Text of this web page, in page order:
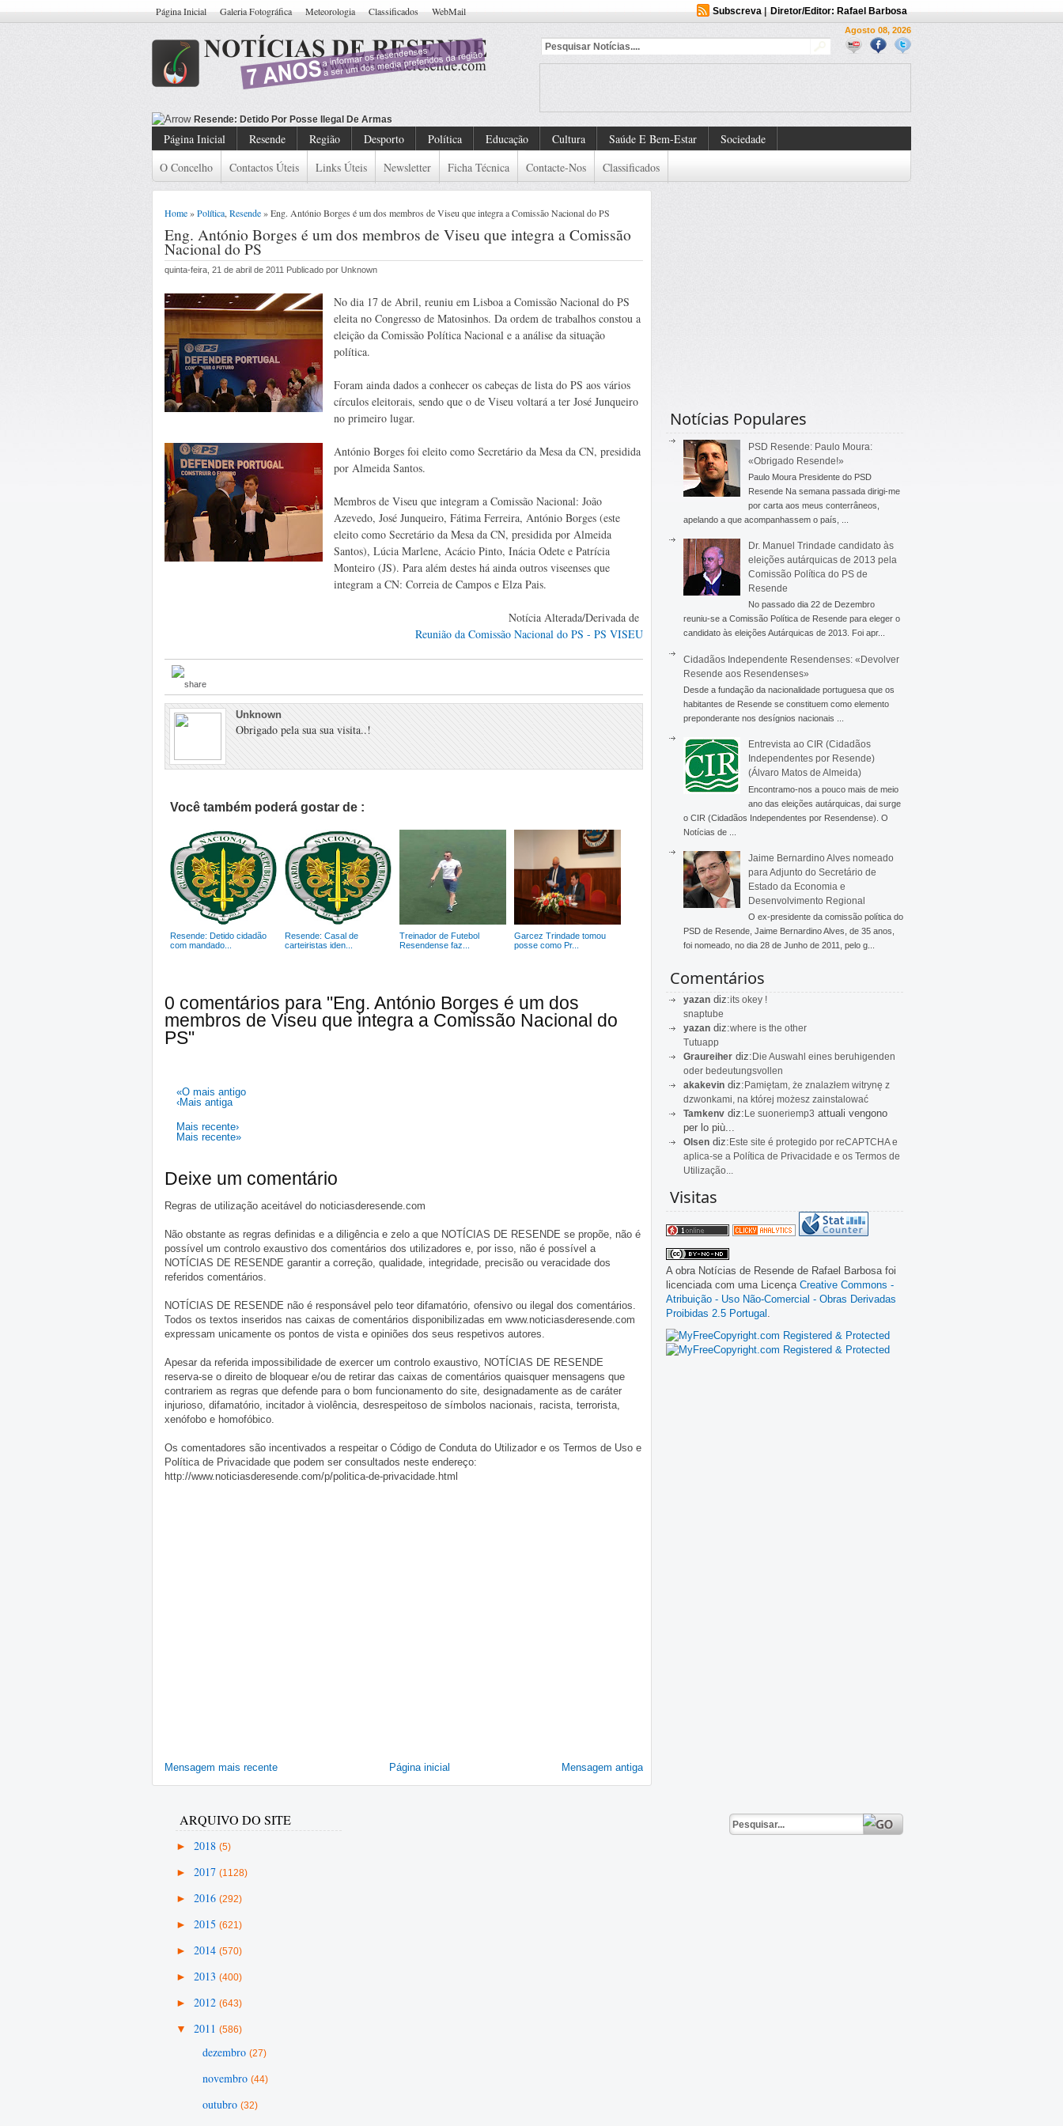
Página Inicial Galeria Fotográfica Meteorologia Classificados WebMail Subscreva| Diretor/Editor: Rafael Barbosa
Agosto 08, 2026
Resende: Detido Cida
Página Inicial Resende Região Desporto Política Educação Cultura Saúde E Bem-Estar
Sociedade
O Concelho
Contactos Úteis Links Úteis Newsletter Ficha Técnica Contacte-Nos Classificados
Home»Política Resende» Eng. António Borges é um dos membros de Viseu que integra a Comissão Nacional do PS
Eng. António Borges é um dos membros de Viseu que integra a Comissão
Nacional do PS
quinta-feira, 21 de abril de 2011 Publicado por Unknown
No dia 17 de Abril, reuniu em Lisboa a Comissão Nacional do PS
eleita no Congresso de Matosinhos. Da ordem de trabalhos constou a
eleição da Comissão Política Nacional e a análise da situação
política.
Foram ainda dados a conhecer os cabeças de lista do PS aos vários
círculos eleitorais, sendo que o de Viseu voltará a ter José Junqueiro
no primeiro lugar.
António Borges foi eleito como Secretário da Mesa da CN, presidida
por Almeida Santos.
Membros de Viseu que integram a Comissão Nacional: João
Azevedo, José Junqueiro, Fátima Ferreira, António Borges (este
eleito como Secretário da Mesa da CN, presidida por Almeida
Santos), Lúcia Marlene, Acácio Pinto, Inácia Odete e Patrícia
Monteiro (JS). Para além destes há ainda outros viseenses que
integram a CN: Correia de Campos e Elza Pais.
Notícia Alterada/Derivada de
Reunião da Comissão Nacional do PS - PS VISEU
Unknown
Obrigado pela sua sua visita..!
Você também poderá gostar de :
Resende: Detido cidadão
com mandado...
Resende: Casal de
carteiristas iden...
Treinador de Futebol
Resendense faz...
Garcez Trindade tomou
posse como Pr...
0 comentários para "Eng. António Borges é um dos
membros de Viseu que integra a Comissão Nacional do
PS"
«O mais antigo
‹Mais antiga
Mais recente›
Mais recente»
Deixe um comentário
Regras de utilização aceitável do noticiasderesende.com
Não obstante as regras definidas e a diligência e zelo a que NOTÍCIAS DE RESENDE se propõe, não é
possível um controlo exaustivo dos comentários dos utilizadores e, por isso, não é possível a
NOTÍCIAS DE RESENDE garantir a correção, qualidade, integridade, precisão ou veracidade dos
referidos comentários.
NOTÍCIAS DE RESENDE não é responsável pelo teor difamatório, ofensivo ou ilegal dos comentários.
Todos os textos inseridos nas caixas de comentários disponibilizadas em www.noticiasderesende.com
expressam unicamente os pontos de vista e opiniões dos seus respetivos autores.
Apesar da referida impossibilidade de exercer um controlo exaustivo, NOTÍCIAS DE RESENDE
reserva-se o direito de bloquear e/ou de retirar das caixas de comentários quaisquer mensagens que
contrariem as regras que defende para o bom funcionamento do site, designadamente as de caráter
injurioso, difamatório, incitador à violência, desrespeitoso de símbolos nacionais, racista, terrorista,
xenófobo e homofóbico.
Os comentadores são incentivados a respeitar o Código de Conduta do Utilizador e os Termos de Uso e
Política de Privacidade que podem ser consultados neste endereço:
http://www.noticiasderesende.com/p/politica-de-privacidade.html
Mensagem mais recente Mensagem antiga
Página inicial
Notícias Populares
PSD Resende: Paulo Moura:
«Obrigado Resende!»
Paulo Moura Presidente do PSD
Resende Na semana passada dirigi-me
por carta aos meus conterrâneos,
apelando a que acompanhassem o país, ...
Dr. Manuel Trindade candidato às
eleições autárquicas de 2013 pela
Comissão Política do PS de
Resende
No passado dia 22 de Dezembro
reuniu-se a Comissão Política de Resende para eleger o
candidato às eleições Autárquicas de 2013. Foi apr...
Cidadãos Independente Resendenses: «Devolver
Resende aos Resendenses»
Desde a fundação da nacionalidade portuguesa que os
habitantes de Resende se constituem como elemento
preponderante nos desígnios nacionais ...
Entrevista ao CIR (Cidadãos
Independentes por Resende)
(Álvaro Matos de Almeida)
Encontramo-nos a pouco mais de meio
ano das eleições autárquicas, dai surge
o CIR (Cidadãos Independentes por Resendense). O
Notícias de ...
Jaime Bernardino Alves nomeado
para Adjunto do Secretário de
Estado da Economia e
Desenvolvimento Regional
O ex-presidente da comissão política do
PSD de Resende, Jaime Bernardino Alves, de 35 anos,
foi nomeado, no dia 28 de Junho de 2011, pelo g...
Comentários
yazan diz:its okey !
snaptube
yazan diz:where is the other
Tutuapp
Graureiher diz:Die Auswahl eines beruhigenden
oder bedeutungsvollen
akakevin diz:Pamiętam, że znalazłem witrynę z
dzwonkami, na której możesz zainstalować
Tamkenv diz:Le suoneriemp3 attuali vengono
per lo più...
Olsen diz:Este site é protegido por reCAPTCHA e
aplica-se a Política de Privacidade e os Termos de
Utilização...
Visitas
A obra Notícias de Resende de Rafael Barbosa foi
licenciada com uma Licença Creative Commons -
Atribuição - Uso Não-Comercial - Obras Derivadas
Proibidas 2.5 Portugal
ARQUIVO DO SITE
► 2018 (5)
► 2017 (1128)
► 2016 (292)
► 2015 (621)
► 2014 (570)
► 2013 (400)
► 2012 (643)
▼ 2011 (586)
dezembro (27)
novembro (44)
outubro (32)